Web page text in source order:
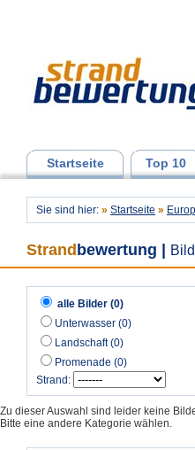
Startseite Top 10
Sie sind hier: » Startseite »
Strand bewertung
alle Bilder (0)
Unterwasser (0)
Landschaft (0)
Promenade (0)
Strand:
Zu dieser Auswahl sind leider keine
Bitte eine andere Kategorie wählen.